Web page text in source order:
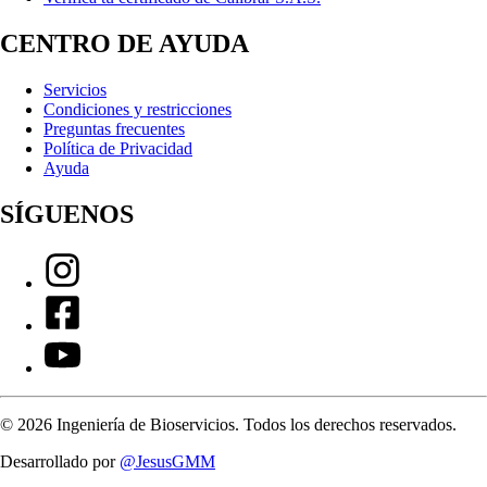
CENTRO DE AYUDA
Servicios
Condiciones y restricciones
Preguntas frecuentes
Política de Privacidad
Ayuda
SÍGUENOS
© 2026 Ingeniería de Bioservicios. Todos los derechos reservados.
Desarrollado por @JesusGMM